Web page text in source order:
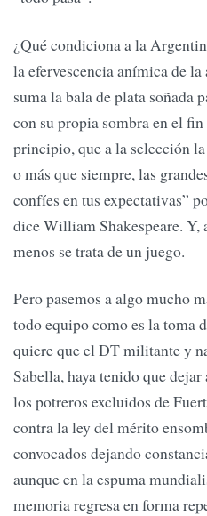
¿Qué condiciona a la
la efervescencia anímica de
suma la bala de plata soñada
con su propia sombra en el
principio, que a la selección
o más que siempre, las
confíes en tus expectativas”
dice William Shakespeare. Y,
menos se trata de un juego.
Pero pasemos a algo mucho
todo equipo como es la toma
quiere que el DT militante y
Sabella, haya tenido que
los potreros excluidos de
contra la ley del mérito
convocados dejando
aunque en la espuma
memoria regresa en forma